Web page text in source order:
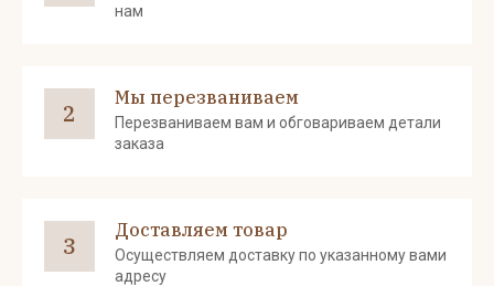
нам
2
Мы перезваниваем
Перезваниваем вам и обговариваем детали
заказа
3
Доставляем товар
Осуществляем доставку по указанному вами
адресу